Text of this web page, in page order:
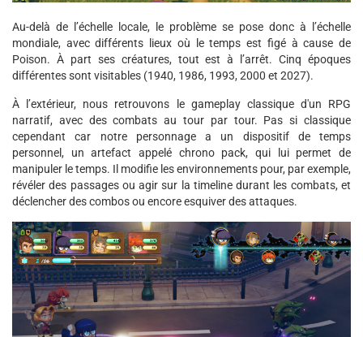
Au-delà de l’échelle locale, le problème se pose donc à l’échelle
mondiale, avec différents lieux où le temps est figé à cause de
Poison. À part ses créatures, tout est à l’arrêt. Cinq époques
différentes sont visitables (1940, 1986, 1993, 2000 et 2027).
À l’extérieur, nous retrouvons le gameplay classique d'un RPG
narratif, avec des combats au tour par tour. Pas si classique
cependant car notre personnage a un dispositif de temps
personnel, un artefact appelé chrono pack, qui lui permet de
manipuler le temps. Il modifie les environnements pour, par exemple,
révéler des passages ou agir sur la timeline durant les combats, et
déclencher des combos ou encore esquiver des attaques.